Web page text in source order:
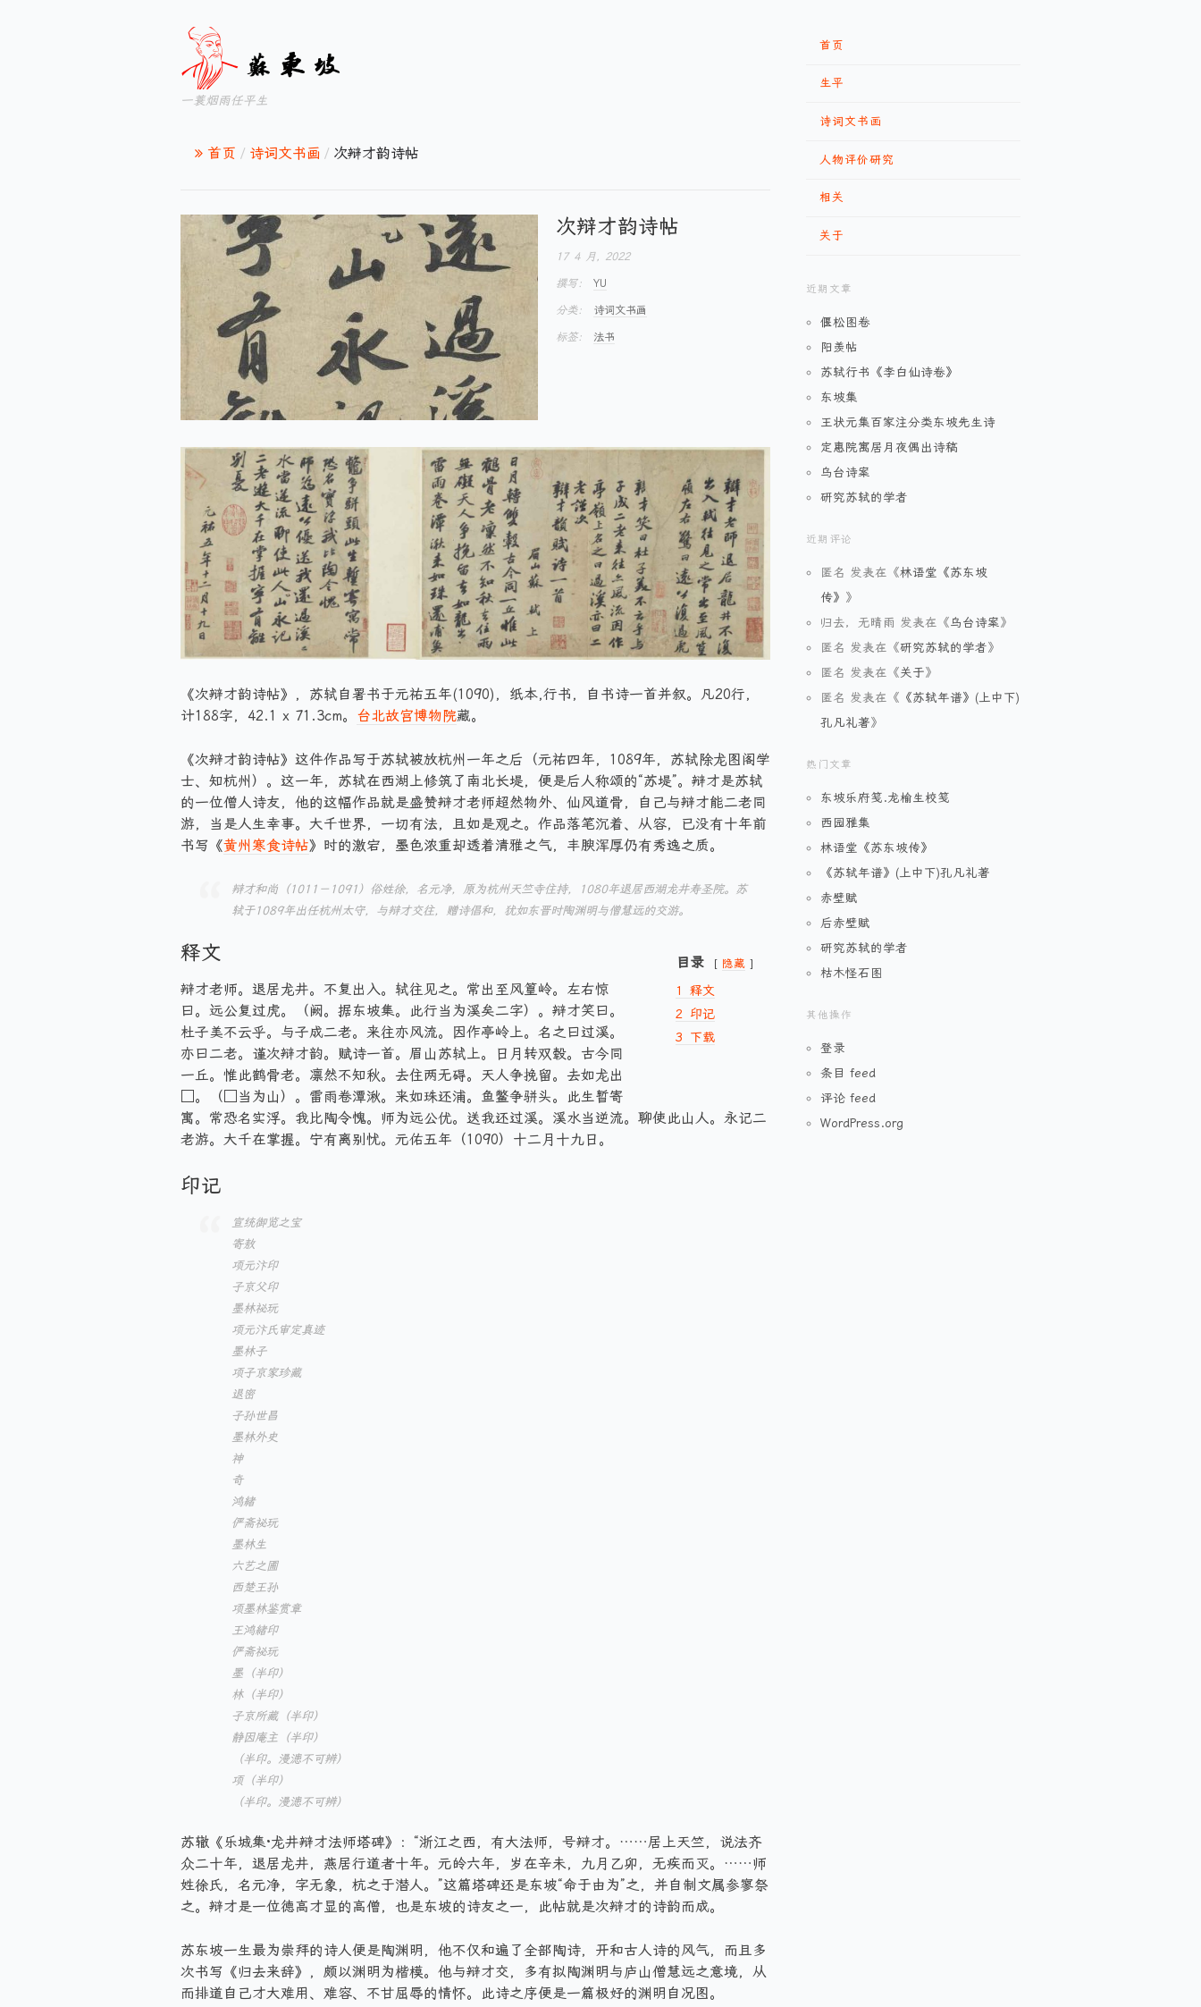
一蓑烟雨任平生
首页
生平
诗词文书画
人物评价研究
相关
关于
首页 / 诗词文书画 / 次辩才韵诗帖
次辩才韵诗帖
17 4 月, 2022
撰写： YU
分类： 诗词文书画
标签： 法书
《次辩才韵诗帖》，苏轼自署书于元祐五年(1090)，纸本,行书，自书诗一首并叙。凡20行，
计188字，42.1 x 71.3cm。 台北故宫博物院藏。
《次辩才韵诗帖》这件作品写于苏轼被放杭州一年之后（元祐四年，1089年，苏轼除龙图阁学
士、知杭州）。这一年，苏轼在西湖上修筑了南北长堤，便是后人称颂的“苏堤”。辩才是苏轼
的一位僧人诗友，他的这幅作品就是盛赞辩才老师超然物外、仙风道骨，自己与辩才能二老同
游，当是人生幸事。大千世界，一切有法，且如是观之。作品落笔沉着、从容，已没有十年前
书写《黄州寒食诗帖》时的激宕，墨色浓重却透着清雅之气，丰腴浑厚仍有秀逸之质。
辩才和尚（1011－1091）俗姓徐，名元净，原为杭州天竺寺住持，1080年退居西湖龙井寿圣院。苏
轼于1089年出任杭州太守，与辩才交往，赠诗倡和，犹如东晋时陶渊明与僧慧远的交游。
目录 隐藏
1
释文
2 印记
3
下载
释文
辩才老师。退居龙井。不复出入。轼往见之。常出至风篁岭。左右惊
曰。远公复过虎。（阙。据东坡集。此行当为溪矣二字）。辩才笑曰。
杜子美不云乎。与子成二老。来往亦风流。因作亭岭上。名之曰过溪。
亦曰二老。谨次辩才韵。赋诗一首。眉山苏轼上。日月转双毂。古今同
一丘。惟此鹤骨老。凛然不知秋。去住两无碍。天人争挽留。去如龙出
□。（□当为山）。雷雨卷潭湫。来如珠还浦。鱼鳖争骈头。此生暂寄
寓。常恐名实浮。我比陶令愧。师为远公优。送我还过溪。溪水当逆流。聊使此山人。永记二
老游。大千在掌握。宁有离别忧。元佑五年（1090）十二月十九日。
印记
宣统御览之宝
寄敖
项元汴印
子京父印
墨林祕玩
项元汴氏审定真迹
墨林子
项子京家珍藏
退密
子孙世昌
墨林外史
神
奇
鸿緒
俨斋祕玩
墨林生
六艺之圃
西楚王孙
项墨林鉴赏章
王鸿緒印
俨斋祕玩
墨（半印）
林（半印）
子京所藏（半印）
静因庵主（半印）
（半印。漫漶不可辨）
项（半印）
（半印。漫漶不可辨）
苏辙《乐城集·龙井辩才法师塔碑》：“浙江之西，有大法师，号辩才。……居上天竺，说法齐
众二十年，退居龙井，燕居行道者十年。元皊六年，岁在辛未，九月乙卯，无疾而灭。……师
姓徐氏，名元净，字无象，杭之于潜人。”这篇塔碑还是东坡“命于由为”之，并自制文属参寥祭
之。辩才是一位德高才显的高僧，也是东坡的诗友之一，此帖就是次辩才的诗韵而成。
苏东坡一生最为崇拜的诗人便是陶渊明，他不仅和遍了全部陶诗，开和古人诗的风气，而且多
次书写《归去来辞》，颇以渊明为楷模。他与辩才交，多有拟陶渊明与庐山僧慧远之意境，从
而排道自己才大难用、难容、不甘屈辱的情怀。此诗之序便是一篇极好的渊明自况图。
近期文章
偃松图卷
阳羡帖
苏轼行书《李白仙诗卷》
东坡集
王状元集百家注分类东坡先生诗
定惠院寓居月夜偶出诗稿
乌台诗案
研究苏轼的学者
近期评论
匿名 发表在《林语堂《苏东坡
传》 》
归去，无晴雨 发表在《乌台诗案》
匿名 发表在《研究苏轼的学者》
匿名 发表在《关于》
匿名 发表在《 《苏轼年谱》(上中下)
孔凡礼著》
热门文章
东坡乐府笺.龙榆生校笺
西园雅集
林语堂《苏东坡传》
《苏轼年谱》(上中下)孔凡礼著
赤壁赋
后赤壁赋
研究苏轼的学者
枯木怪石图
其他操作
登录
条目 feed
评论 feed
WordPress.org